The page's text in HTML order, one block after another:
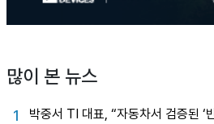
많이 본 뉴스
1
박중서 TI 대표, “자동차서 검증된 ‘